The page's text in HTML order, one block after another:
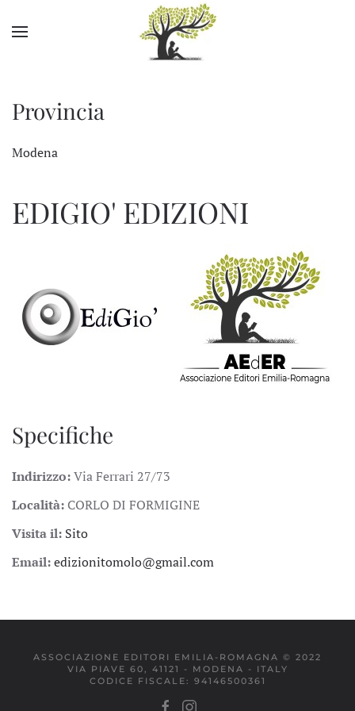
Skip to main content
Provincia
Modena
EDIGIO' EDIZIONI
Specifiche
Indirizzo:Via Ferrari 27/73
Località: CORLO DI FORMIGINE
Visita il: Sito
Email:edizionitomolo@gmail.com
ASSOCIAZIONE EDITORI EMILIA-ROMAGNA © 2022
VIA PIAVE 60, 41121 - MODENA - ITALY
CODICE FISCALE: 94146500361